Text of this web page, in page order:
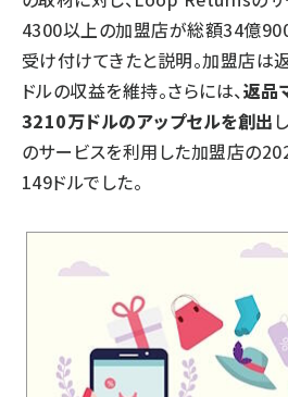
4300以上の加盟店が総額34億
受け付けてきたと説明。加盟店は
ドルの収益を維持。さらには、返品
3210万ドルのアップセルを創出
のサービスを利用した加盟店の
149ドルでした。